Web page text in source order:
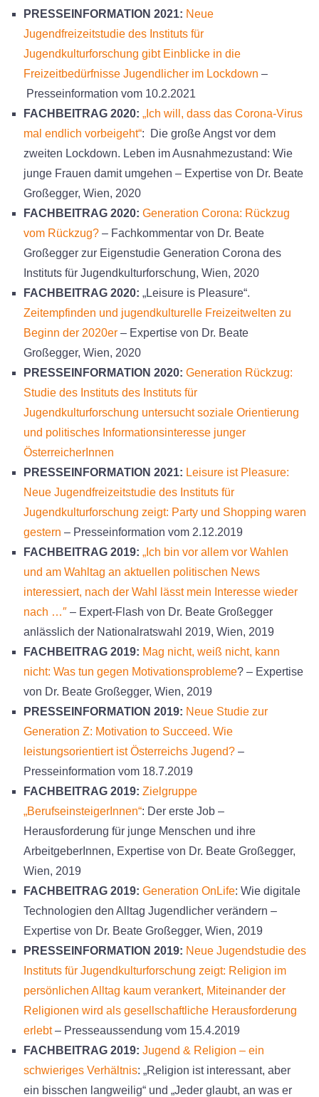
PRESSEINFORMATION 2021: Neue
Jugendfreizeitstudie des Instituts für
Jugendkulturforschung gibt Einblicke in die
Freizeitbedürfnisse Jugendlicher im Lockdown –
Presseinformation vom 10.2.2021
FACHBEITRAG 2020: „Ich will, dass das Corona-Virus
mal endlich vorbeigeht“: Die große Angst vor dem
zweiten Lockdown. Leben im Ausnahmezustand: Wie
junge Frauen damit umgehen – Expertise von Dr. Beate
Großegger, Wien, 2020
FACHBEITRAG 2020: Generation Corona: Rückzug
vom Rückzug?– Fachkommentar von Dr. Beate
Großegger zur Eigenstudie Generation Corona des
Instituts für Jugendkulturforschung, Wien, 2020
FACHBEITRAG 2020: „Leisure is Pleasure“.
Zeitempfinden und jugendkulturelle Freizeitwelten zu
Beginn der 2020er– Expertise von Dr. Beate
Großegger, Wien, 2020
PRESSEINFORMATION 2020: Generation Rückzug:
Studie des Instituts des Instituts für
Jugendkulturforschung untersucht soziale Orientierung
und politisches Informationsinteresse junger
ÖsterreicherInnen
PRESSEINFORMATION 2021: Leisure ist Pleasure:
Neue Jugendfreizeitstudie des Instituts für
Jugendkulturforschung zeigt: Party und Shopping waren
gestern – Presseinformation vom 2.12.2019
FACHBEITRAG 2019: „Ich bin vor allem vor Wahlen
und am Wahltag an aktuellen politischen News
interessiert, nach der Wahl lässt mein Interesse wieder
nach …″– Expert-Flash von Dr. Beate Großegger
anlässlich der Nationalratswahl 2019, Wien, 2019
FACHBEITRAG 2019: Mag nicht, weiß nicht, kann
nicht: Was tun gegen Motivationsprobleme? – Expertise
von Dr. Beate Großegger, Wien, 2019
PRESSEINFORMATION 2019: Neue Studie zur
Generation Z: Motivation to Succeed. Wie
leistungsorientiert ist Österreichs Jugend?–
Presseinformation vom 18.7.2019
FACHBEITRAG 2019: Zielgruppe
„BerufseinsteigerInnen“: Der erste Job –
Herausforderung für junge Menschen und ihre
ArbeitgeberInnen, Expertise von Dr. Beate Großegger,
Wien, 2019
FACHBEITRAG 2019: Generation OnLife: Wie digitale
Technologien den Alltag Jugendlicher verändern –
Expertise von Dr. Beate Großegger, Wien, 2019
PRESSEINFORMATION 2019: Neue Jugendstudie des
Instituts für Jugendkulturforschung zeigt: Religion im
persönlichen Alltag kaum verankert, Miteinander der
Religionen wird als gesellschaftliche Herausforderung
erlebt– Presseaussendung vom 15.4.2019
FACHBEITRAG 2019: Jugend & Religion – ein
schwieriges Verhältnis: „Religion ist interessant, aber
ein bisschen langweilig“ und „Jeder glaubt, an was er